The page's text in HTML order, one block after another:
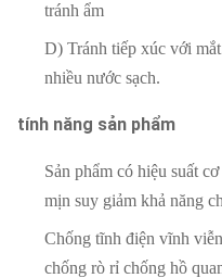
tránh ẩm
D) Tránh tiếp xúc với
nhiều nước sạch.
tính năng sản phẩm
Sản phẩm có hiệu suất
mịn suy giảm khả năng
Chống tĩnh điện vĩnh
chống rò rỉ chống hồ